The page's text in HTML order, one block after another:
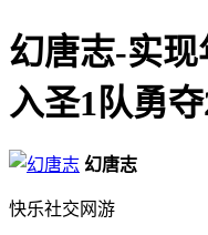
幻唐志-实
入圣1队勇
幻唐志
快乐社交网游